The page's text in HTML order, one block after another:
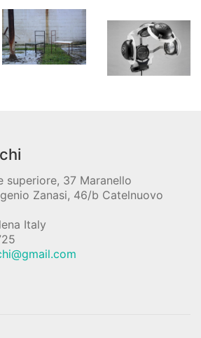
superiore, 37 Maranello
Zanasi, 46/b Catelnuovo
Italy